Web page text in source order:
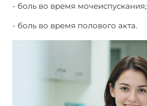
- боль во время мочеиспускания;
- боль во время полового акта.